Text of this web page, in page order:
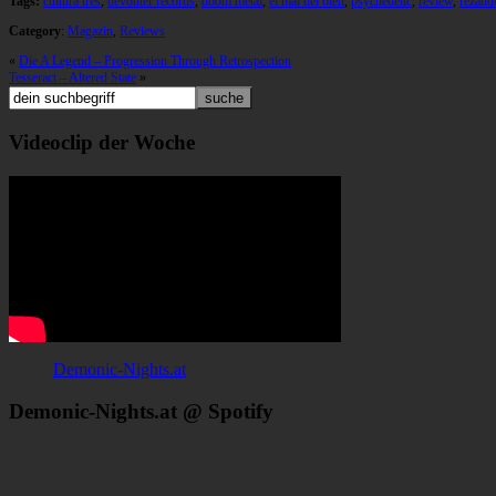
Category: Magazin, Reviews
« Die A Legend – Progression Through Retrospection
Tesseract – Altered State »
Videoclip der Woche
Demonic-Nights.at
Demonic-Nights.at @ Spotify